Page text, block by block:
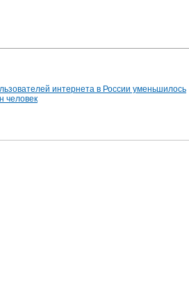
интернета в России уменьшилось
человек